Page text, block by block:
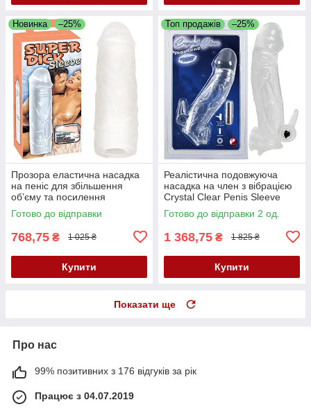
Новинка –25%
Прозора еластична насадка
на пеніс для збільшення
об’єму та посилення
інтенсивності відчуттів Super
Dick Sleeve
Готово до відправки
768,75 ₴ 1 025 ₴
Купити
Топ продажів –25%
Реалістична подовжуюча
насадка на член з вібрацією
Crystal Clear Penis Sleeve
With Extension And Vibration
Готово до відправки 2 од.
1 368,75 ₴ 1 825 ₴
Купити
Показати ще
Про нас
99% позитивних з 176 відгуків за рік
Працює з 04.07.2019